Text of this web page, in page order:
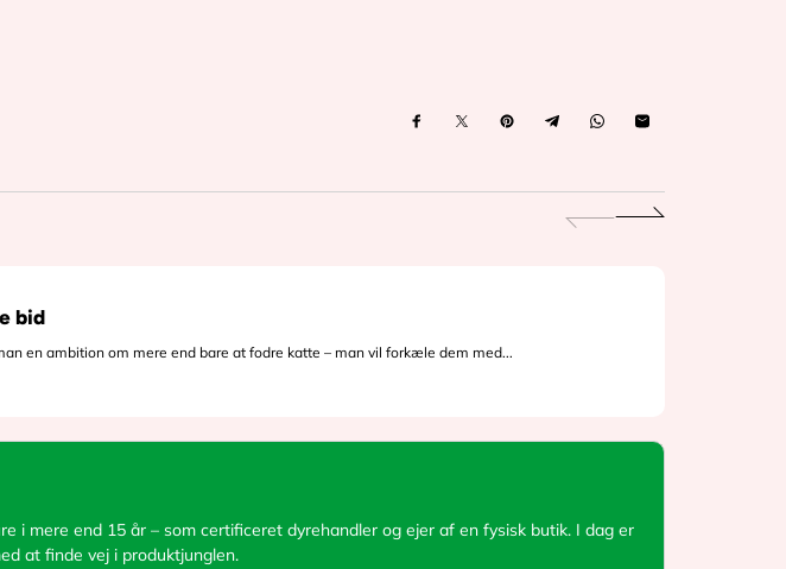
bid
en ambition om mere end bare at fodre katte – man vil forkæle dem med...
i mere end 15 år – som certificeret dyrehandler og ejer af en fysisk butik. I dag er
at finde vej i produktjunglen.